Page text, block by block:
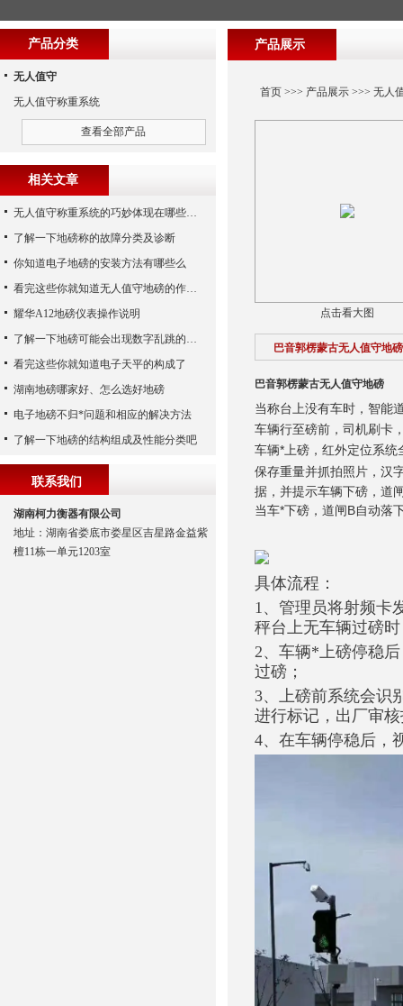
产品展示
首页>>> 产品展示>>> 无人
点击看大图
巴音郭楞蒙古无人值守地磅
巴音郭楞蒙古无人值守地磅
当称台上没有车时，智能
车辆行至磅前，司机刷卡
车辆*上磅，红外定位系
保存重量并抓拍照片，汉
据，并提示车辆下磅，道
当车*下磅，道闸B自动落
具体流程：
1、管理员将射频卡
秤台上无车辆过磅
2、车辆*上磅停稳
过磅；
3、上磅前系统会识
进行标记，出厂审
4、在车辆停稳后，
产品分类
无人值守
无人值守称重系统
查看全部产品
相关文章
无人值守称重系统的巧妙体现在哪些方面呢？
了解一下地磅称的故障分类及诊断
你知道电子地磅的安装方法有哪些么
看完这些你就知道无人值守地磅的作用了
耀华A12地磅仪表操作说明
了解一下地磅可能会出现数字乱跳的原因
看完这些你就知道电子天平的构成了
湖南地磅哪家好、怎么选好地磅
电子地磅不归*问题和相应的解决方法
了解一下地磅的结构组成及性能分类吧
联系我们
湖南柯力衡器有限公司
地址：湖南省娄底市娄星区吉星路金益紫
檀11栋一单元1203室